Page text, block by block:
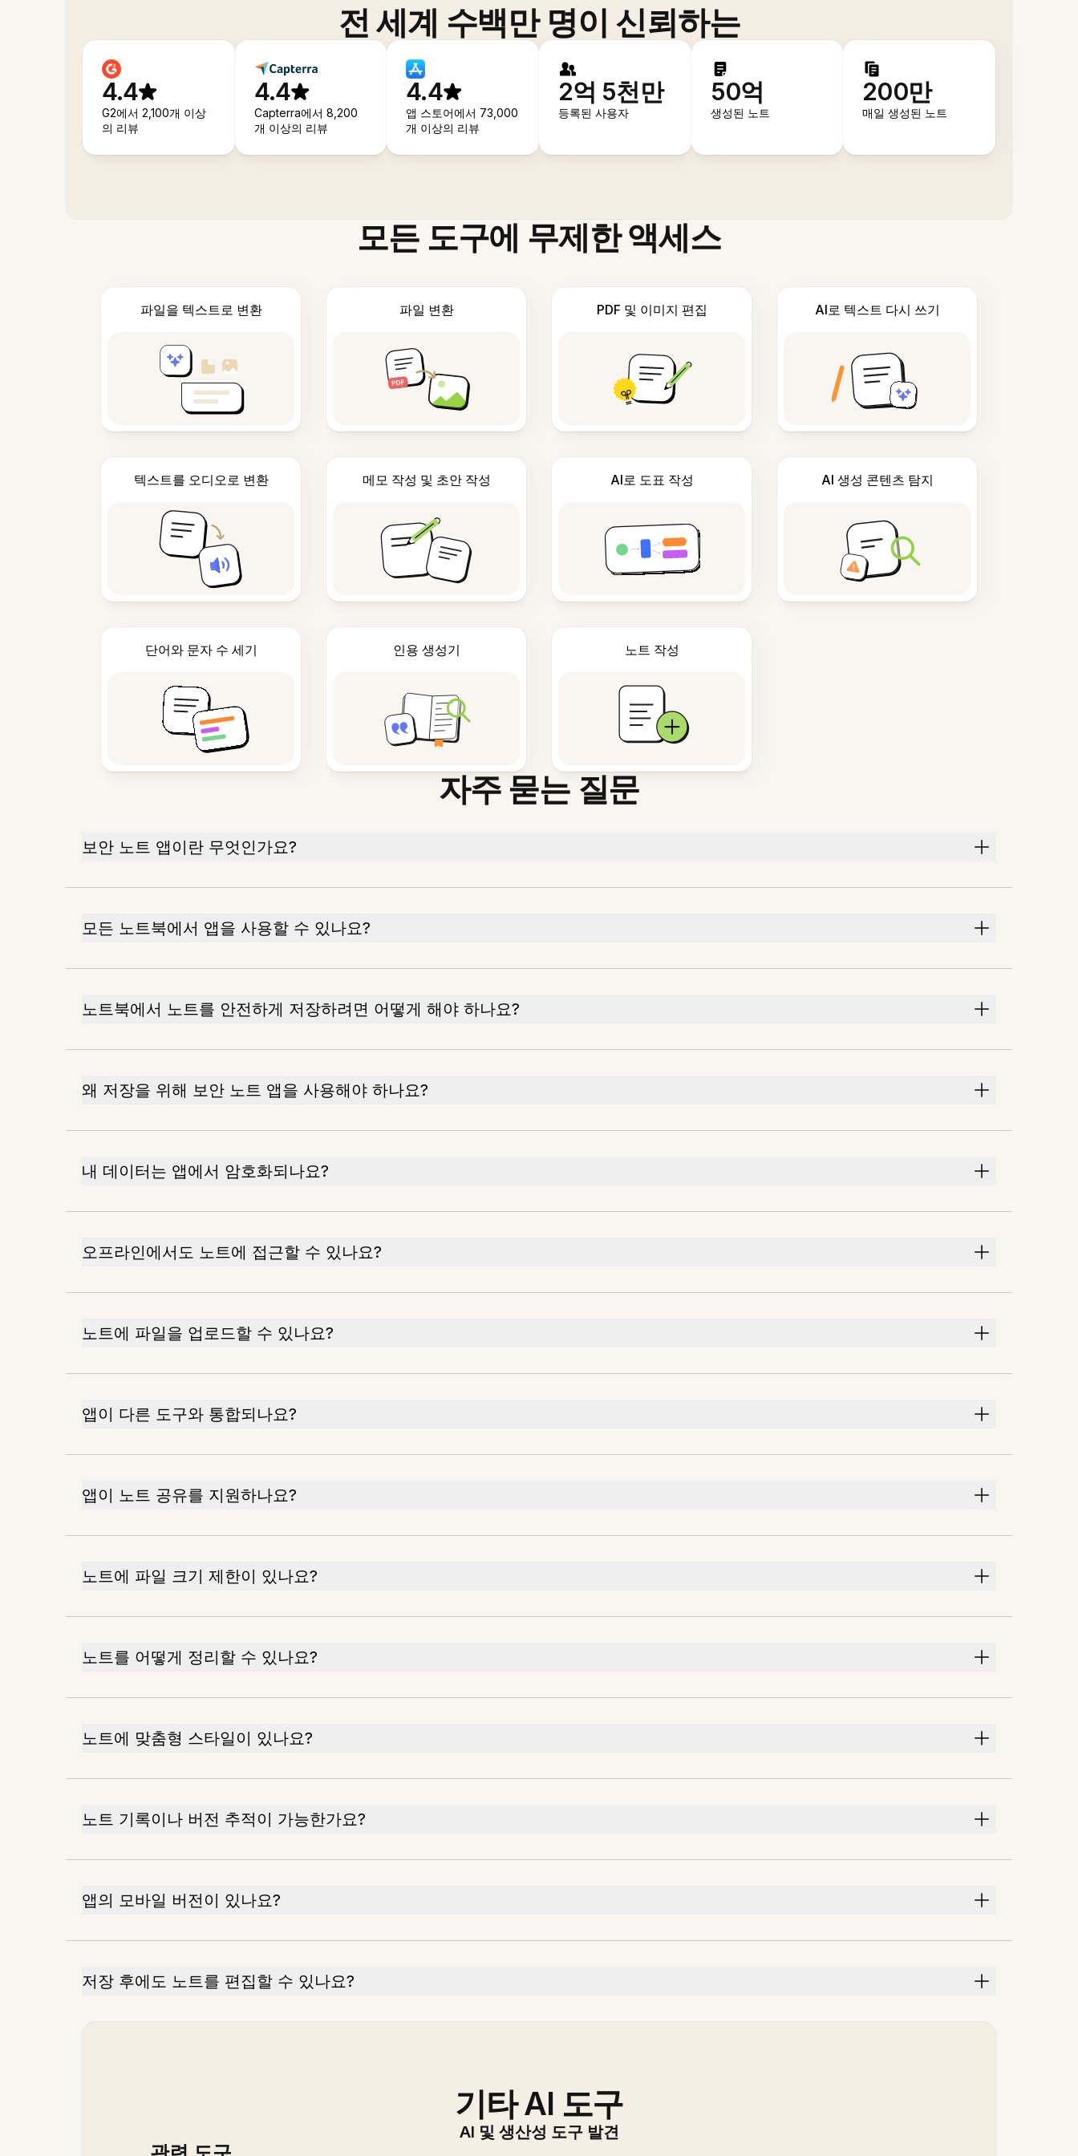
전 세계 수백만 명이 신뢰하는
4.4
G2에서 2,100개 이상
의 리뷰
4.4
Capterra에서 8,200
개 이상의 리뷰
4.4
앱 스토어에서 73,000
개 이상의 리뷰
2억 5천만
등록된 사용자
50억
생성된 노트
200만
매일 생성된 노트
모든 도구에 무제한 액세스
파일을 텍스트로 변환 파일 변환 PDF 및 이미지 편집 AI로 텍스트 다시 쓰기
텍스트를 오디오로 변환 메모 작성 및 초안 작성 AI로 도표 작성 AI 생성 콘텐츠 탐지
단어와 문자 수 세기 인용 생성기 노트 작성
자주 묻는 질문
보안 노트 앱이란 무엇인가요?
모든 노트북에서 앱을 사용할 수 있나요?
노트북에서 노트를 안전하게 저장하려면 어떻게 해야 하나요?
왜 저장을 위해 보안 노트 앱을 사용해야 하나요?
내 데이터는 앱에서 암호화되나요?
오프라인에서도 노트에 접근할 수 있나요?
노트에 파일을 업로드할 수 있나요?
앱이 다른 도구와 통합되나요?
앱이 노트 공유를 지원하나요?
노트에 파일 크기 제한이 있나요?
노트를 어떻게 정리할 수 있나요?
노트에 맞춤형 스타일이 있나요?
노트 기록이나 버전 추적이 가능한가요?
앱의 모바일 버전이 있나요?
저장 후에도 노트를 편집할 수 있나요?
기타 AI 도구
AI 및 생산성 도구 발견